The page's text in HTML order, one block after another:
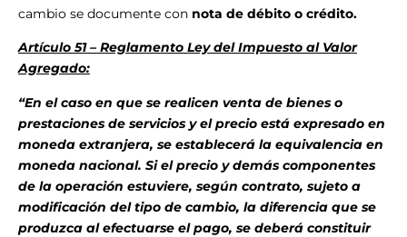
cambio se documente con nota de débito o crédito.
Artículo 51 – Reglamento Ley del Impuesto al Valor
Agregado:
“En el caso en que se realicen venta de bienes o
prestaciones de servicios y el precio está expresado en
moneda extranjera, se establecerá la equivalencia en
moneda nacional. Si el precio y demás componentes
de la operación estuviere, según contrato, sujeto a
modificación del tipo de cambio, la diferencia que se
produzca al efectuarse el pago, se deberá constituir